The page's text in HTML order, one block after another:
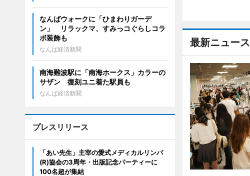
最新ニュース
なんばウォークに「ひまわりガーデ
ン」 リラックマ、すみっコぐらしコラ
ボ装飾も
なんば経済新聞
南海難波駅に「南海ホークス」カラーの
サザン 復刻ユニ着た駅員も
なんば経済新聞
プレスリリース
「あい先生」主宰の愛式メディカルリンパ
(R)協会の3周年・出版記念パーティーに
100名超が集結